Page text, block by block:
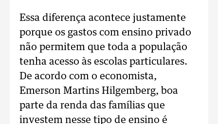
Essa diferença acontece justamente
porque os gastos com ensino privado
não permitem que toda a população
tenha acesso às escolas particulares.
De acordo com o economista,
Emerson Martins Hilgemberg, boa
parte da renda das famílias que
investem nesse tipo de ensino é